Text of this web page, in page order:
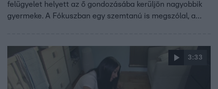
felügyelet helyett az ő gondozásába kerüljön nagyobbik
gyermeke. A Fókuszban egy szemtanú is megszólal, a
3:33